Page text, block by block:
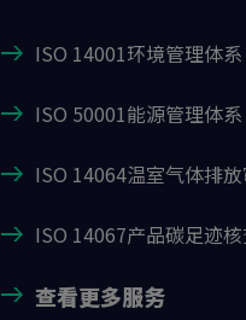
ISO 14001环境管理体系
ISO 50001能源管理体系
ISO 14064温室气体排
ISO 14067产品碳足迹
查看更多服务